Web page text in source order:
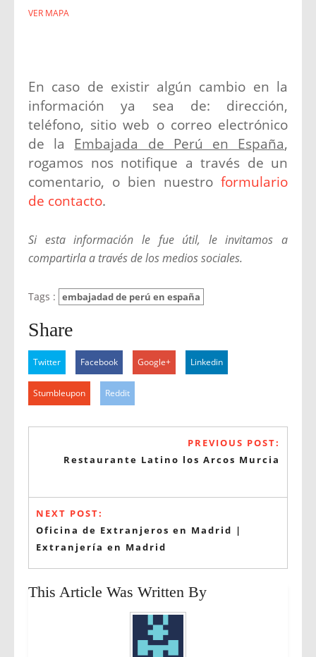
VER MAPA
En caso de existir algún cambio en la
información ya sea de: dirección,
teléfono, sitio web o correo electrónico
de la Embajada de Perú en España,
rogamos nos notifique a través de un
comentario, o bien nuestro formulario
de contacto.
Si esta información le fue útil, le invitamos a
compartirla a través de los medios sociales.
Tags : embajadad de perú en españa
Share
Twitter Facebook Google+ Linkedin
Stumbleupon Reddit
PREVIOUS POST:
Restaurante Latino los Arcos Murcia
NEXT POST:
Oficina de Extranjeros en Madrid |
Extranjería en Madrid
This Article Was Written By